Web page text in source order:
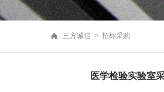
三方诚信 > 招标采购
医学检验实验室